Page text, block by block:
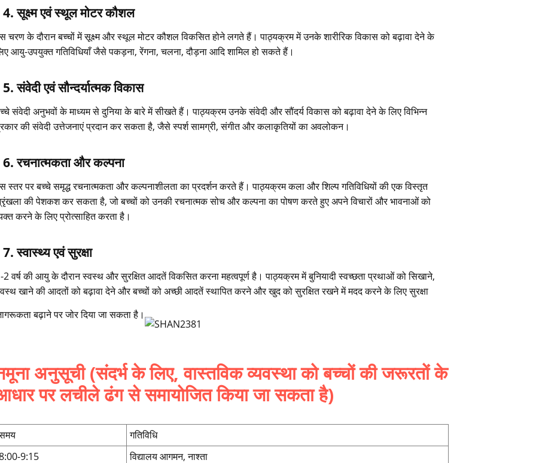
4. सूक्ष्म एवं स्थूल मोटर कौशल
चरण के दौरान बच्चों में सूक्ष्म और स्थूल मोटर कौशल विकसित होने लगते हैं। पाठ्यक्रम में उनके शारीरिक विकास को बढ़ावा देने के
आयु-उपयुक्त गतिविधियाँ जैसे पकड़ना, रेंगना, चलना, दौड़ना आदि शामिल हो सकते हैं।
5. संवेदी एवं सौन्दर्यात्मक विकास
संवेदी अनुभवों के माध्यम से दुनिया के बारे में सीखते हैं। पाठ्यक्रम उनके संवेदी और सौंदर्य विकास को बढ़ावा देने के लिए विभिन्न
की संवेदी उत्तेजनाएं प्रदान कर सकता है, जैसे स्पर्श सामग्री, संगीत और कलाकृतियों का अवलोकन।
6. रचनात्मकता और कल्पना
स्तर पर बच्चे समृद्ध रचनात्मकता और कल्पनाशीलता का प्रदर्शन करते हैं। पाठ्यक्रम कला और शिल्प गतिविधियों की एक विस्तृत
की पेशकश कर सकता है, जो बच्चों को उनकी रचनात्मक सोच और कल्पना का पोषण करते हुए अपने विचारों और भावनाओं को
करने के लिए प्रोत्साहित करता है।
7. स्वास्थ्य एवं सुरक्षा
2 वर्ष की आयु के दौरान स्वस्थ और सुरक्षित आदतें विकसित करना महत्वपूर्ण है। पाठ्यक्रम में बुनियादी स्वच्छता प्रथाओं को सिखाने,
खाने की आदतों को बढ़ावा देने और बच्चों को अच्छी आदतें स्थापित करने और खुद को सुरक्षित रखने में मदद करने के लिए सुरक्षा
बढ़ाने पर जोर दिया जा सकता है।
अनुसूची (संदर्भ के लिए, वास्तविक व्यवस्था को बच्चों की जरूरतों के
पर लचीले ढंग से समायोजित किया जा सकता है)
गतिविधि
9:15
विद्यालय आगमन, नाश्ता